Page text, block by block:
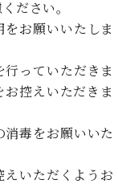
ださい。
をお願いいたしま
行っていただきま
控えいただきま
消毒をお願いいた
えいただくようお